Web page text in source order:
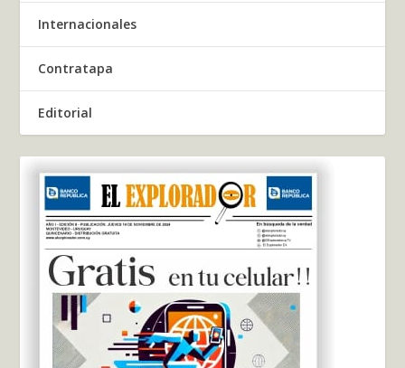
Internacionales
Contratapa
Editorial